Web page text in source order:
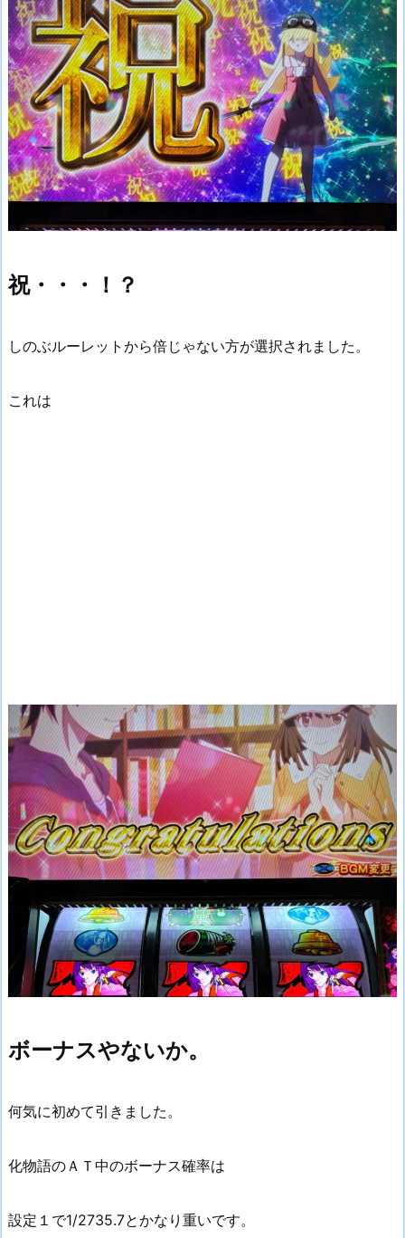
祝・・・！？
しのぶルーレットから倍じゃない方が選択されました。
これは
ボーナスやないか。
何気に初めて引きました。
化物語のＡＴ中のボーナス確率は
設定１で1/2735.7とかなり重いです。